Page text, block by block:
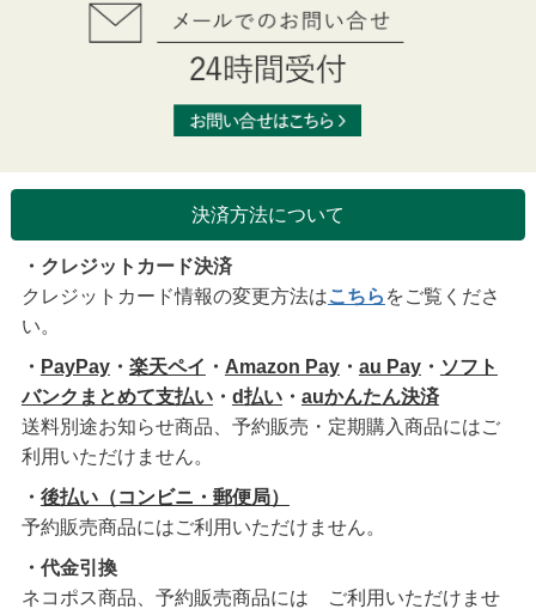
決済方法について
・クレジットカード決済
クレジットカード情報の変更方法はこちら をご覧くださ
い。
・ PayPay・ 楽天ペイ ・ Amazon Pay・ au Pay・ ソフト
バンクまとめて支払い・ d払い・ auかんたん決済
送料別途お知らせ商品、予約販売・定期購入商品にはご
利用いただけません。
・ 後払い（コンビニ・郵便局）
予約販売商品にはご利用いただけません。
・代金引換
ネコポス商品、予約販売商品には ご利用いただけませ